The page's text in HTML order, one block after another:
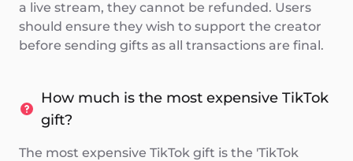
a live stream, they cannot be refunded. Users
should ensure they wish to support the creator
before sending gifts as all transactions are final.
How much is the most expensive TikTok
gift?
The most expensive TikTok gift is the 'TikTok